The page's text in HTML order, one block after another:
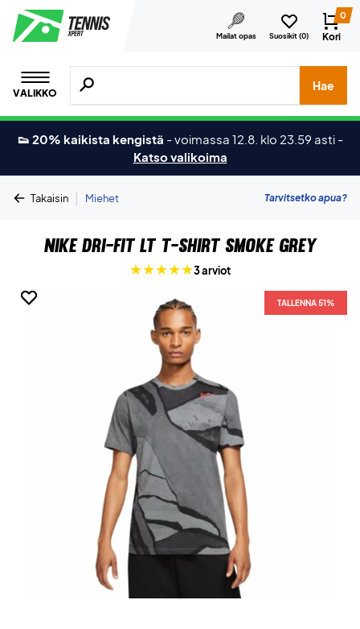
Mailat opas Suosikit (0)
0
Kori
VALIKKO
Hae tuotteita, merkkejä jne.
Hae
👟 20% kaikista kengistä -voimassa 12.8. klo 23.59 asti -
Katso valikoima
Takaisin | Miehet Tarvitsetko apua?
Nike DRI-FIT LT T-shirt Smoke Grey
3 arviot
TALLENNA 51%
TALLENNA 51%